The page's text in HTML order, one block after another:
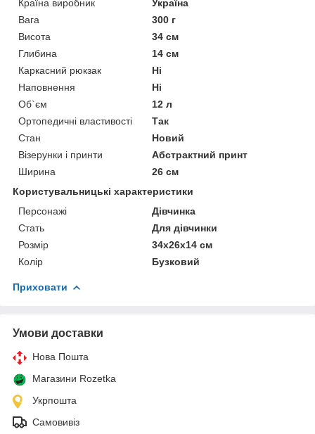
Країна виробник
Україна
Вага
300 г
Висота
34 см
Глибина
14 см
Каркасний рюкзак
Ні
Наповнення
Ні
Об`єм
12 л
Ортопедичні властивості
Так
Стан
Новий
Візерунки і принти
Абстрактний принт
Ширина
26 см
Користувальницькі характеристики
Персонажі
Дівчинка
Стать
Для дівчинки
Розмір
34х26х14 см
Колір
Бузковий
Приховати
Умови доставки
Нова Пошта
Магазини Rozetka
Укрпошта
Самовивіз